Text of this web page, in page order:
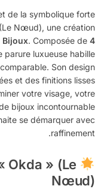
de la symbolique forte
(Le Nœud), une création
Bijoux. Composée de 4
parure luxueuse habille
Son design
et des finitions lisses
votre visage, votre
bijoux incontournable
se démarquer avec
raffinement.
Okda » (Le
Nœud)